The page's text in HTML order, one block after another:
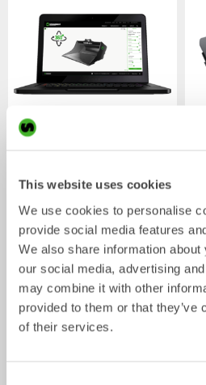
This website uses cookies
We use cookies to personalise
provide social media features
We also share information
our social media, advertising
may combine it with other
provided to them or that they’ve
of their services.